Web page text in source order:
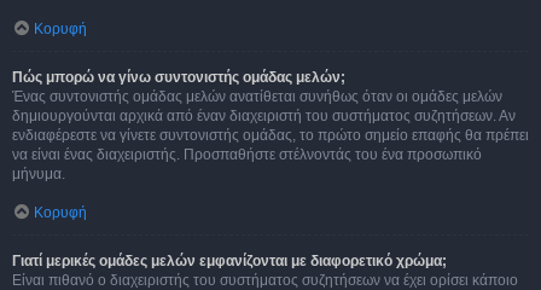
Κορυφή
Πώς μπορώ να γίνω συντονιστής ομάδας μελών;
Ένας συντονιστής ομάδας μελών ανατίθεται συνήθως όταν οι ομάδες μελών
δημιουργούνται αρχικά από έναν διαχειριστή του συστήματος συζητήσεων. Αν
ενδιαφέρεστε να γίνετε συντονιστής ομάδας, το πρώτο σημείο επαφής θα πρέπει
να είναι ένας διαχειριστής. Προσπαθήστε στέλνοντάς του ένα προσωπικό
μήνυμα.
Κορυφή
Γιατί μερικές ομάδες μελών εμφανίζονται με διαφορετικό χρώμα;
Είναι πιθανό ο διαχειριστής του συστήματος συζητήσεων να έχει ορίσει κάποιο